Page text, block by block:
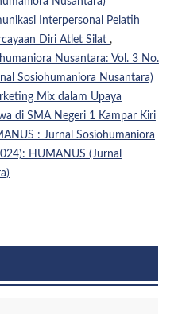
Interpersonal Pelatih
Diri Atlet Silat ,
Nusantara: Vol. 3 No.
Sosiohumaniora Nusantara)
Mix dalam Upaya
di SMA Negeri 1 Kampar Kiri
: Jurnal Sosiohumaniora
HUMANUS (Jurnal